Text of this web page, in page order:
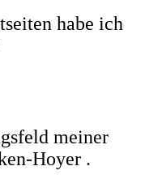
habe ich
meiner
Hoyer .